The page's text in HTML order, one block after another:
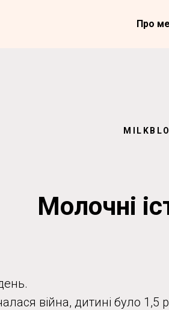
Про
Молочні
війна, дитині було